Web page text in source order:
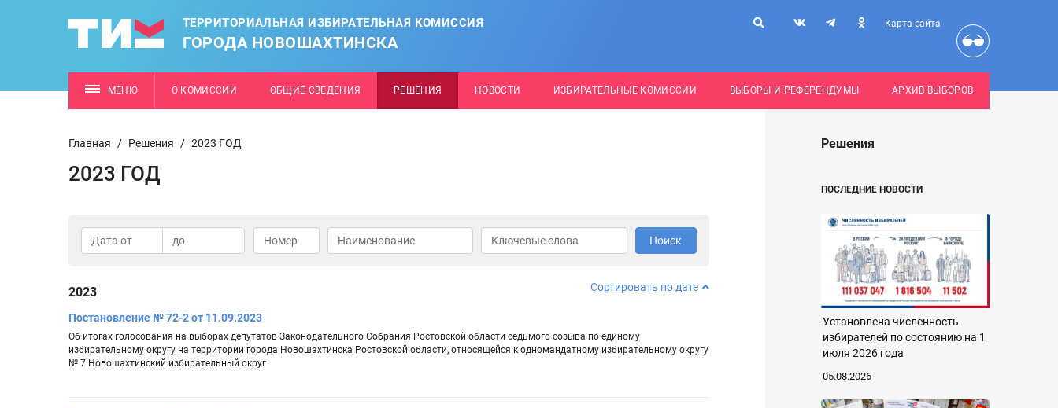
ТЕРРИТОРИАЛЬНАЯ ИЗБИРАТЕЛЬНАЯ КОМИССИЯ
ГОРОДА НОВОШАХТИНСКА
Карта сайта
МЕНЮ О КОМИССИИ ОБЩИЕ СВЕДЕНИЯ РЕШЕНИЯ НОВОСТИ ИЗБИРАТЕЛЬНЫЕ КОМИССИИ ВЫБОРЫ И РЕФЕРЕНДУМЫ АРХИВ ВЫБОРОВ
Главная / Решения / 2023 ГОД
2023 ГОД
Поиск
2023 Сортировать по дате
Постановление № 72-2 от 11.09.2023
Об итогах голосования на выборах депутатов Законодательного Собрания Ростовской области седьмого созыва по единому
избирательному округу на территории города Новошахтинска Ростовской области, относящейся к одномандатному избирательному округу
№ 7 Новошахтинский избирательный округ
Решения
ПОСЛЕДНИЕ НОВОСТИ
Установлена численность
избирателей по состоянию на 1
июля 2026 года
05.08.2026